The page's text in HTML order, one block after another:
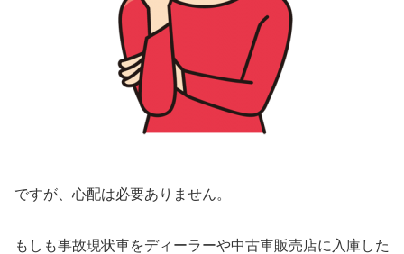
ですが、心配は必要ありません。
もしも事故現状車をディーラーや中古車販売店に入庫した